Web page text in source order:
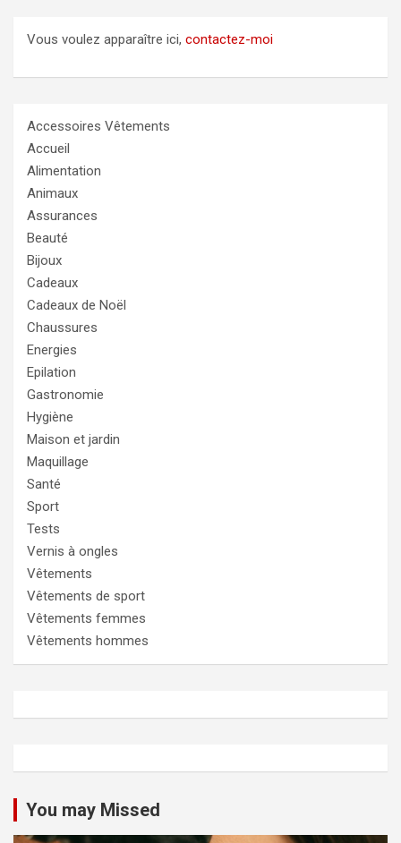
Vous voulez apparaître ici, contactez-moi
Accessoires Vêtements
Accueil
Alimentation
Animaux
Assurances
Beauté
Bijoux
Cadeaux
Cadeaux de Noël
Chaussures
Energies
Epilation
Gastronomie
Hygiène
Maison et jardin
Maquillage
Santé
Sport
Tests
Vernis à ongles
Vêtements
Vêtements de sport
Vêtements femmes
Vêtements hommes
You may Missed